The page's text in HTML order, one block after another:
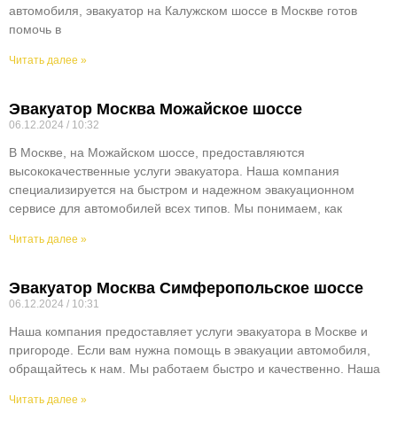
автомобиля, эвакуатор на Калужском шоссе в Москве готов
помочь в
Читать далее »
Эвакуатор Москва Можайское шоссе
06.12.2024 10:32
В Москве, на Можайском шоссе, предоставляются
высококачественные услуги эвакуатора. Наша компания
специализируется на быстром и надежном эвакуационном
сервисе для автомобилей всех типов. Мы понимаем, как
Читать далее »
Эвакуатор Москва Симферопольское шоссе
06.12.2024 10:31
Наша компания предоставляет услуги эвакуатора в Москве и
пригороде. Если вам нужна помощь в эвакуации автомобиля,
обращайтесь к нам. Мы работаем быстро и качественно. Наша
Читать далее »